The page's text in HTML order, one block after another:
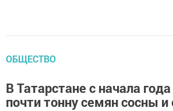
ОБЩЕСТВО
В Татарстане с начала
почти тонну семян сосны и